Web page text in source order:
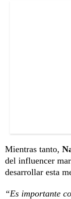
Mientras tanto,
del influencer
desarrollar esta
“Es importante